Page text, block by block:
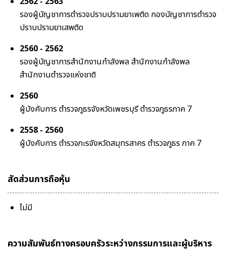
รองผู้บัญชาการตำรวจปราบปรามยาเพติด กองบัญชาการตำรวจ
ปราบปรามยาเสพติด
2560 - 2562
รองผู้บัญชาการสำนักงานกำลังพล สำนักงานกำลังพล
สำนักงานตำรวจแห่งชาติ
2560
ผู้บังคับการ ตำรวจภูธรจังหวัดเพชรบุรี ตำรวจภูธรภาค 7
2558 - 2560
ผู้บังคับการ ตำรวจภะรจังหวัดสมุทรสาคร ตำรวจภูธร ภาค 7
สัดส่วนการถือหุ้น
ไม่มี
ความสัมพันธ์ทางครอบครัวระหว่างกรรมการและผู้บริหาร